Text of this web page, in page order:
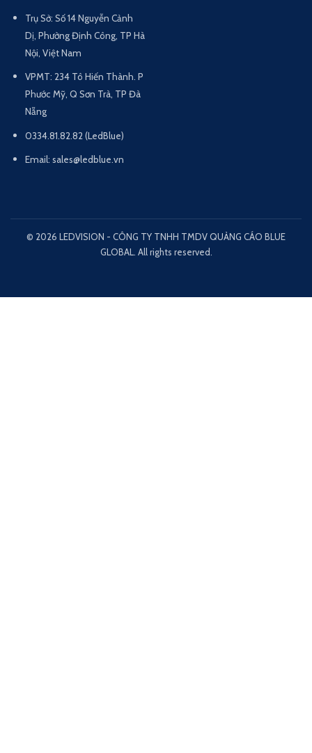
Trụ Sở: Số 14 Nguyễn Cảnh
Dị, Phường Định Công, TP Hà
Nội, Việt Nam
VPMT: 234 Tô Hiến Thành. P
Phước Mỹ, Q Sơn Trà, TP Đà
Nẵng
0334.81.82.82 (LedBlue)
Email: sales@ledblue.vn
© 2026 LEDVISION - CÔNG TY TNHH TMDV QUẢNG CÁO BLUE
GLOBAL. All rights reserved.